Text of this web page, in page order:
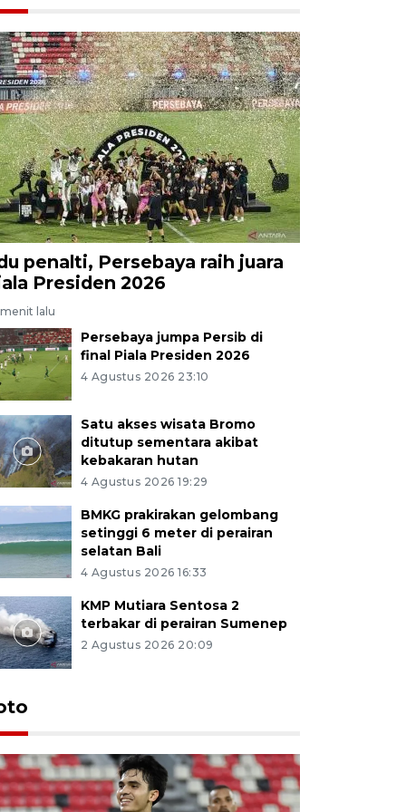
penalti, Persebaya raih juara
Presiden 2026
lalu
Persebaya jumpa Persib di
final Piala Presiden 2026
4 Agustus 2026 23:10
Satu akses wisata Bromo
ditutup sementara akibat
kebakaran hutan
4 Agustus 2026 19:29
BMKG prakirakan gelombang
setinggi 6 meter di perairan
selatan Bali
4 Agustus 2026 16:33
KMP Mutiara Sentosa 2
terbakar di perairan Sumenep
2 Agustus 2026 20:09